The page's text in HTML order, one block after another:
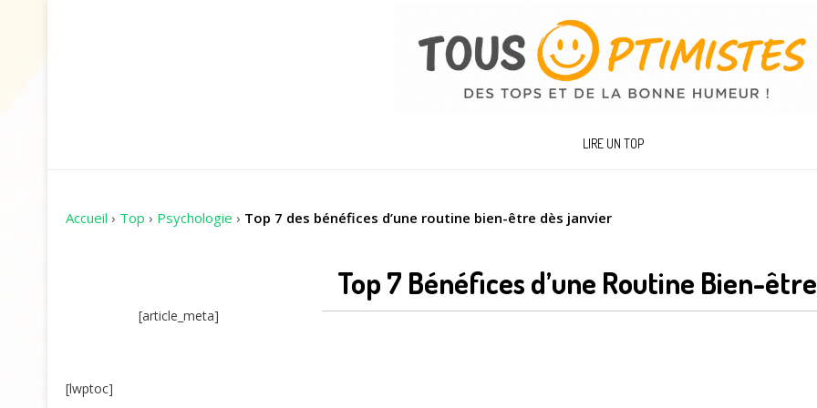
LIRE UN TOP
Accueil › Top › Psychologie › Top 7 des bénéfices d’une routine bien-être dès janvier
Top 7 Bénéfices d’une Routine Bien-
[article_meta]
[lwptoc]